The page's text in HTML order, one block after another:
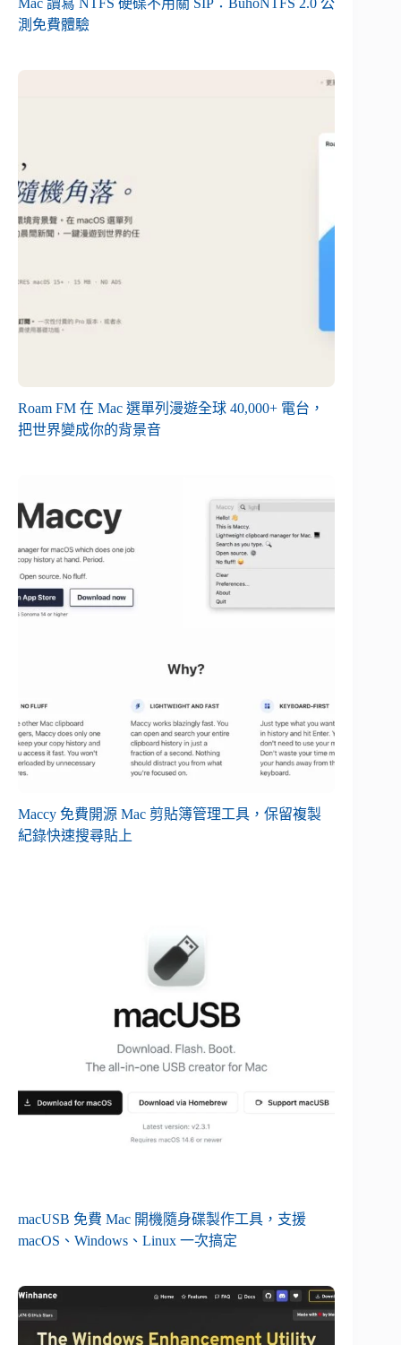
Mac 讀寫 NTFS 硬碟不用關 SIP：BuhoNTFS 2.0 公
測免費體驗
Roam FM 在 Mac 選單列漫遊全球 40,000+ 電台，
把世界變成你的背景音
Maccy 免費開源 Mac 剪貼簿管理工具，保留複製
紀錄快速搜尋貼上
macUSB 免費 Mac 開機隨身碟製作工具，支援
macOS、Windows、Linux 一次搞定